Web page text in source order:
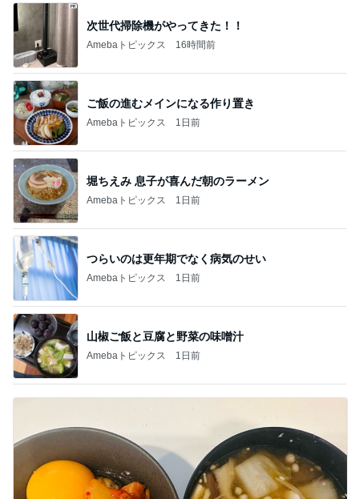
次世代掃除機がやってきた！！
Amebaトピックス 16時間前
ご飯の進むメインになる作り置き
Amebaトピックス 1日前
堀ちえみ 息子が喜んだ朝のラーメン
Amebaトピックス 1日前
つらいのは更年期でなく病気のせい
Amebaトピックス 1日前
山椒ご飯と豆腐と野菜の味噌汁
Amebaトピックス 1日前